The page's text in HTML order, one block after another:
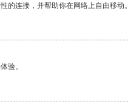
的连接，并帮助你在网络上自由移动。
验。